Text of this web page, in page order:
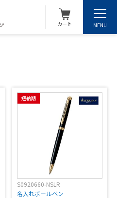
カート MENU
短納期
S0920660-NSLR
名入れボールペン